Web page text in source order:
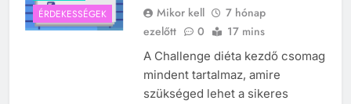
ÉRDEKESSÉGEK
Mikor kell
7 hónap
ezelőtt
0 17 mins
A Challenge diéta kezdő csomag
mindent tartalmaz, amire
szükséged lehet a sikeres